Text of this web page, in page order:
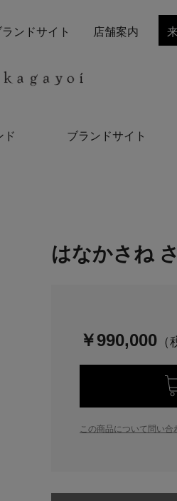
ド ブランドサイト
ランドサイト 店舗案内
はなかさね
￥990,000
この商品について問い合